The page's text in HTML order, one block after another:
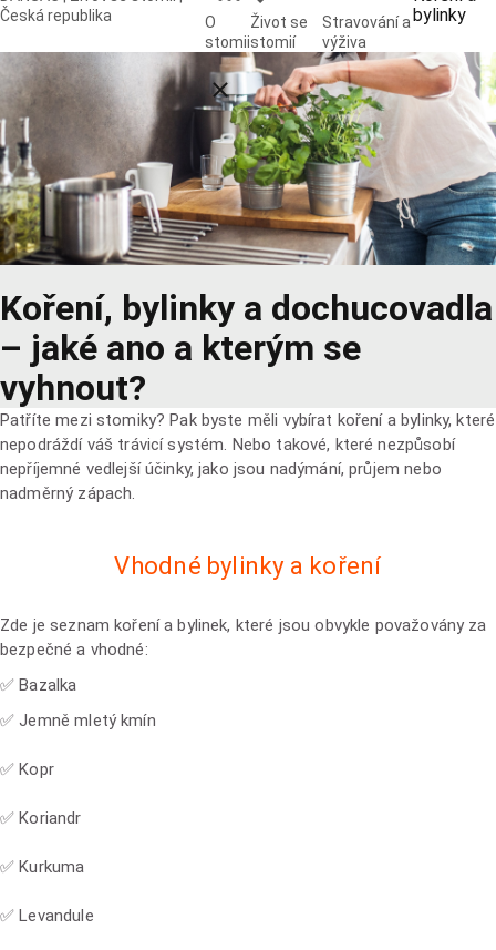
Česká republika
Close breadcrumbs
O
stomii
Život se
stomií
Stravování a
výživa
bylinky
Koření, bylinky a dochucovadla
– jaké ano a kterým se
vyhnout?
Patříte mezi stomiky? Pak byste měli vybírat koření a bylinky, které
nepodráždí váš trávicí systém. Nebo takové, které nezpůsobí
nepříjemné vedlejší účinky, jako jsou nadýmání, průjem nebo
nadměrný zápach.
Vhodné bylinky a koření
Zde je seznam koření a bylinek, které jsou obvykle považovány za
bezpečné a vhodné:
✅ Bazalka
✅ Jemně mletý kmín
✅ Kopr
✅ Koriandr
✅ Kurkuma
✅ Levandule